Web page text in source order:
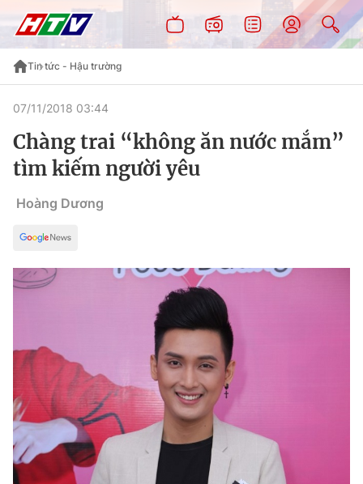
Tin tức - Hậu trường
07/11/2018 03:44
Chàng trai “không ăn nước mắm”
tìm kiếm người yêu
Hoàng Dương